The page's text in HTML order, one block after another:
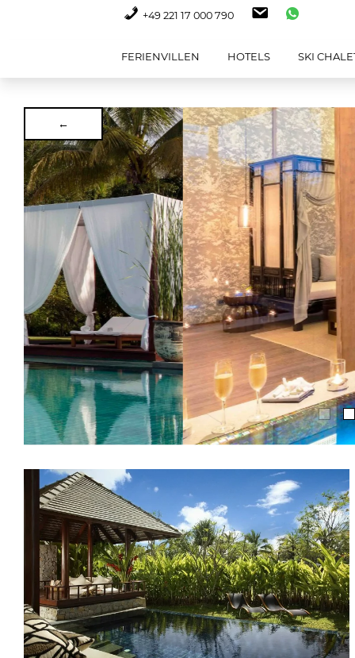
+49 221 17 000 790
FERIENVILLEN HOTELS SKI
←